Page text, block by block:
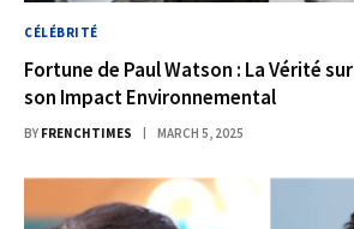
CÉLÉBRITÉ
Fortune de Paul Watson : La Vérité
son Impact Environnemental
BY FRENCHTIMES MARCH 5, 2025